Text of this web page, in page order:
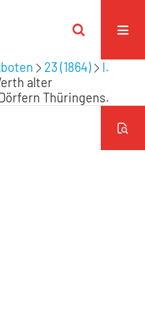
23 (1864)
I.
alter
Thüringens.